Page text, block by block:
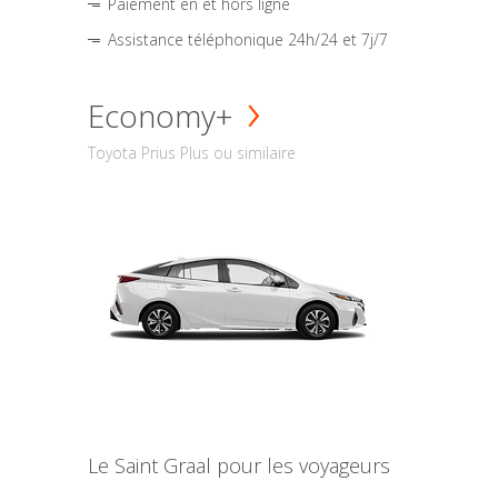
Assistance téléphonique 24h/24 et 7j/7
Economy+
Toyota Prius Plus ou similaire
Le Saint Graal pour les voyageurs